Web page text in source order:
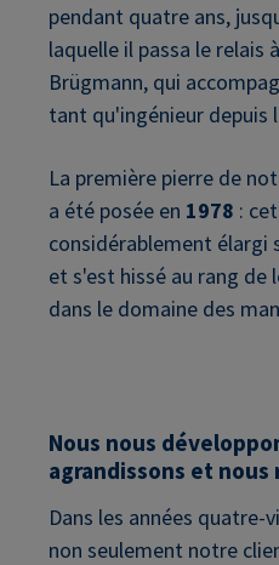
pendant quatre ans,
laquelle il passa le relais
Brügmann, qui
tant qu'ingénieur depuis
La première pierre de
a été posée en 1978 :
considérablement élargi
et s'est hissé au rang
dans le domaine des
Nous nous
agrandissons et
Dans les années
non seulement notre